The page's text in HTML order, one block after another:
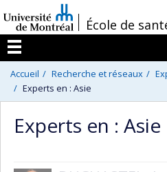
au
contenu
/École de
Menu
Accueil Recherche et réseaux
Experts en : Asie
Experts en : Asie